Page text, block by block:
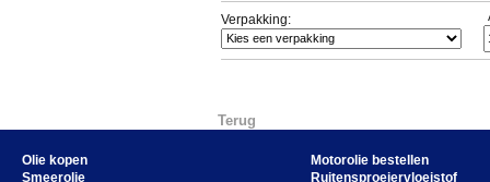
Verpakking:
Terug
Olie kopen
Smeerolie
Motorolie bestellen
Ruitensproeiervloeistof